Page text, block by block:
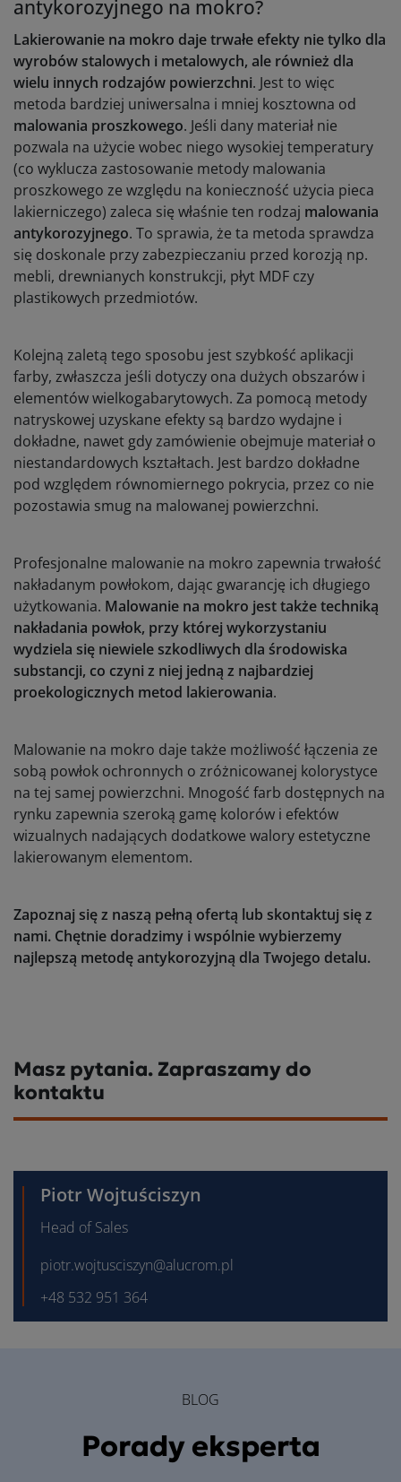
antykorozyjnego na mokro?
Lakierowanie na mokro daje trwałe efekty nie tylko dla
wyrobów stalowych i metalowych, ale również dla
wielu innych rodzajów powierzchni. Jest to więc
metoda bardziej uniwersalna i mniej kosztowna od
malowania proszkowego. Jeśli dany materiał nie
pozwala na użycie wobec niego wysokiej temperatury
(co wyklucza zastosowanie metody malowania
proszkowego ze względu na konieczność użycia pieca
lakierniczego) zaleca się właśnie ten rodzaj malowania
antykorozyjnego. To sprawia, że ta metoda sprawdza
się doskonale przy zabezpieczaniu przed korozją np.
mebli, drewnianych konstrukcji, płyt MDF czy
plastikowych przedmiotów.
Kolejną zaletą tego sposobu jest szybkość aplikacji
farby, zwłaszcza jeśli dotyczy ona dużych obszarów i
elementów wielkogabarytowych. Za pomocą metody
natryskowej uzyskane efekty są bardzo wydajne i
dokładne, nawet gdy zamówienie obejmuje materiał o
niestandardowych kształtach. Jest bardzo dokładne
pod względem równomiernego pokrycia, przez co nie
pozostawia smug na malowanej powierzchni.
Profesjonalne malowanie na mokro zapewnia trwałość
nakładanym powłokom, dając gwarancję ich długiego
użytkowania. Malowanie na mokro jest także techniką
nakładania powłok, przy której wykorzystaniu
wydziela się niewiele szkodliwych dla środowiska
substancji, co czyni z niej jedną z najbardziej
proekologicznych metod lakierowania.
Malowanie na mokro daje także możliwość łączenia ze
sobą powłok ochronnych o zróżnicowanej kolorystyce
na tej samej powierzchni. Mnogość farb dostępnych na
rynku zapewnia szeroką gamę kolorów i efektów
wizualnych nadających dodatkowe walory estetyczne
lakierowanym elementom.
Zapoznaj się z naszą pełną ofertą lub skontaktuj się z
nami. Chętnie doradzimy i wspólnie wybierzemy
najlepszą metodę antykorozyjną dla Twojego detalu.
Masz pytania. Zapraszamy do
kontaktu
Piotr Wojtuściszyn
Head of Sales
piotr.wojtusciszyn@alucrom.pl
+48 532 951 364
BLOG
Porady eksperta